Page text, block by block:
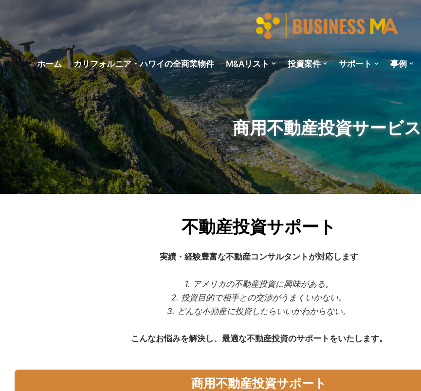
ン
テ
ン
ツ
ス
キ
ッ
プ
ホーム カリフォルニア・ハワイの全商業物件 M&Aリスト 投資案件 サポート 事例
商用不動産投資サービス
不動産投資サポート
実績・経験豊富な不動産コンサルタントが対応します
1. アメリカの不動産投資に興味がある。
2. 投資目的で相手との交渉がうまくいかない。
3. どんな不動産に投資したらいいかわからない。
こんなお悩みを解決し、最適な不動産投資のサポートをいたします。
商用不動産投資サポート